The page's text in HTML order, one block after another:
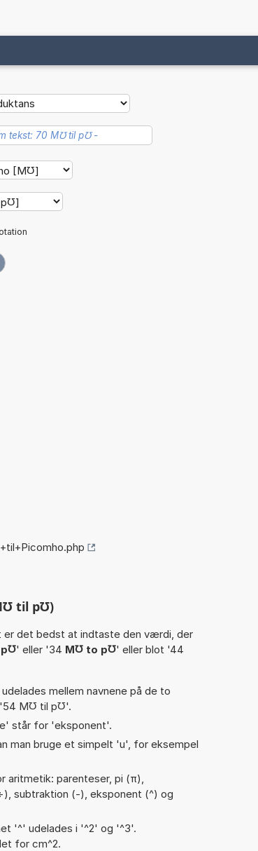
til p℧)
er det bedst at indtaste den værdi, der
' eller '34 M℧ to p℧' eller blot '44
mellem navnene på de to
M℧ til p℧'.
står for 'eksponent'.
bruge et simpelt 'u', for eksempel
aritmetik: parenteser, pi (π),
subtraktion (-), eksponent (^) og
'^' udelades i '^2' og '^3'.
for cm^2.